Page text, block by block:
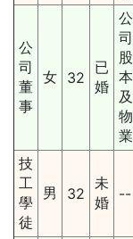
公
司
董
事
女 32
已
婚
公
司
股
本
及
物
業
技
工
學
徒
男 32
未
婚
--